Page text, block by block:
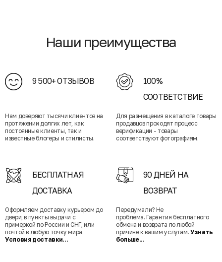
Наши преимущества
9 500+ ОТЗЫВОВ
Нам доверяют тысячи клиентов на
протяжении долгих лет, как
постоянные клиенты, так и
известные блогеры и стилисты.
100%
СООТВЕТСТВИЕ
Для размещения в каталоге товары
продавцов проходят процесс
верификации - товары
соответствуют фотографиям.
БЕСПЛАТНАЯ
ДОСТАВКА
Оформляем доставку курьером до
двери, в пункты выдачи с
примеркой по России и СНГ, или
почтой в любую точку мира.
Условия доставки...
90 ДНЕЙ НА
ВОЗВРАТ
Передумали? Не
проблема. Гарантия бесплатного
обмена и возврата по любой
причине к вашим услугам. Узнать
больше...